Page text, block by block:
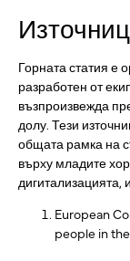
Горната статия е
разработен от
възпроизвежда
долу. Тези
общата рамка на
върху младите
дигитализацията,
European
people in